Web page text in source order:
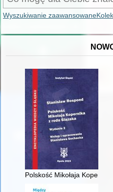
Wyszukiwanie zaawansowane
Polskość Mikołaja